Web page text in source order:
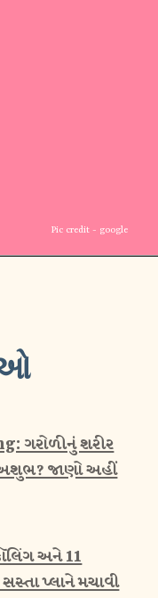
Pic credit - google
ગરોળીનું શરીર
પર પડવું શુભ કે અશુભ? જાણો અહીં
અને 11
પ્લાને મચાવી